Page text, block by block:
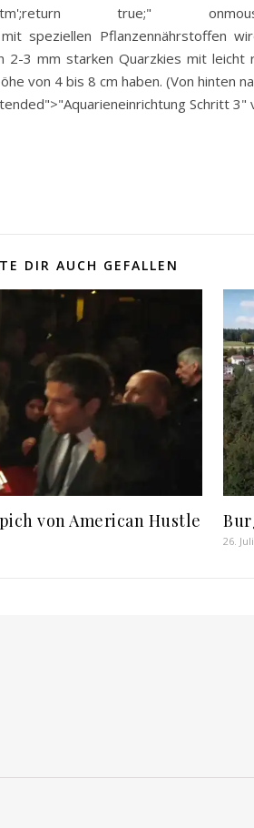
true;"
speziellen Pflanzennährstoffen
3 mm starken Quarzkies mit
von 4 bis 8 cm haben. (Von hinten
Schritt 3"
DIR AUCH GEFALLEN
von American Hustle
26.